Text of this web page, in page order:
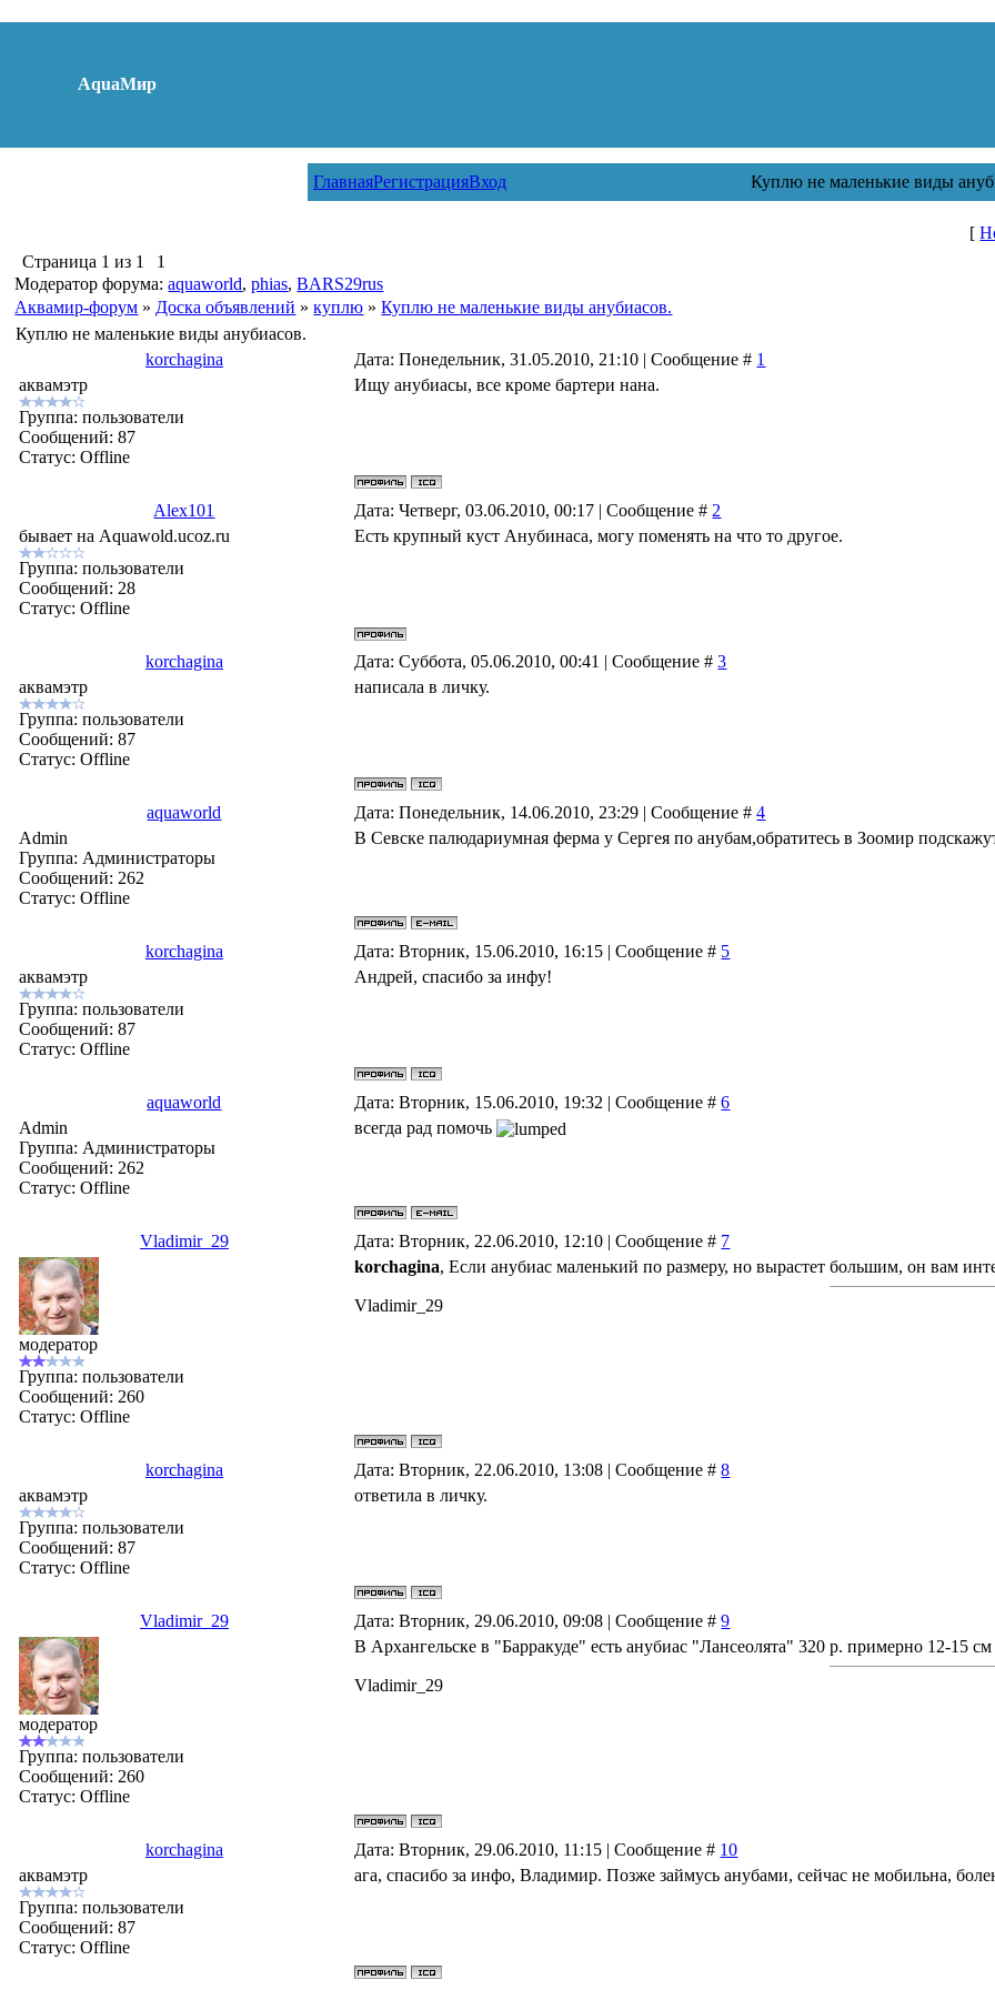
AquaМир
ГлавнаяРегистрацияВход Куплю не маленькие виды
[
Страница 1 из 1
1
Модератор форума:aquaworld,phias,BARS29rus
Аквамир-форум » Доска объявлений » куплю » Куплю не маленькие виды анубиасов.
Куплю не маленькие виды анубиасов.
korchagina
Дата: Понедельник, 31.05.2010, 21:10 | Сообщение # 1
аквамэтр
Группа: пользователи
Сообщений:87
Статус:Offline
Ищу анубиасы, все кроме бартери нана.
Alex101 Дата: Четверг, 03.06.2010, 00:17 | Сообщение # 2
бывает на Aquawold.ucoz.ru
Группа: пользователи
Сообщений: 28
Статус:Offline
Есть крупный куст Анубинаса, могу поменять на что то другое.
korchagina Дата: Суббота, 05.06.2010, 00:41 | Сообщение #3
аквамэтр
Группа: пользователи
Сообщений:87
Статус:Offline
написала в личку.
aquaworld Дата: Понедельник, 14.06.2010, 23:29 | Сообщение #4
Admin
Группа: Администраторы
Сообщений: 262
Статус:Offline
В Севске палюдариумная ферма у Сергея по анубам,обратитесь в Зоомир
korchagina Дата: Вторник, 15.06.2010, 16:15 | Сообщение # 5
аквамэтр
Группа: пользователи
Сообщений:87
Статус:Offline
Андрей, спасибо за инфу!
aquaworld Дата: Вторник, 15.06.2010, 19:32 | Сообщение #6
Admin
Группа: Администраторы
Сообщений: 262
Статус:Offline
всегда рад помочь
Vladimir_29 Дата: Вторник, 22.06.2010, 12:10 | Сообщение # 7
модератор
Группа: пользователи
Сообщений: 260
Статус:Offline
korchagina, Если анубиас маленький по размеру, но вырастет большим, он вам
Vladimir_29
korchagina Дата: Вторник, 22.06.2010, 13:08 | Сообщение #8
аквамэтр
Группа: пользователи
Сообщений:87
Статус:Offline
ответила в личку.
Vladimir_29 Дата: Вторник, 29.06.2010, 09:08 | Сообщение #9
модератор
Группа: пользователи
Сообщений: 260
Статус:Offline
В Архангельске в "Барракуде" есть анубиас "Лансеолята" 320 р. примерно 12-15
Vladimir_29
korchagina Дата: Вторник, 29.06.2010, 11:15 | Сообщение # 10
аквамэтр
Группа: пользователи
Сообщений:87
Статус:Offline
ага, спасибо за инфо, Владимир. Позже займусь анубами, сейчас не мобильна,